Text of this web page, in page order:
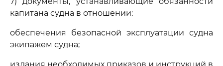
капитана судна в отношении:
обеспечения безопасной эксплуатации судна
экипажем судна;